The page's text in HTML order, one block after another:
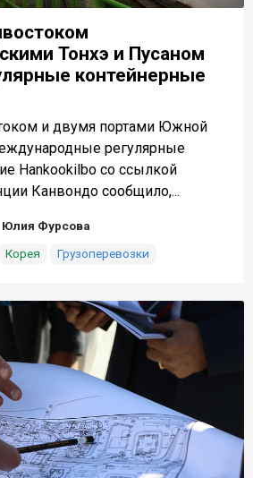
Тонхэ и Пусаном
контейнерные
и двумя портами Южной
регулярные
Hankookilbo со ссылкой
Канвондо сообщило,...
Юлия Фурсова
Корея Грузоперевозки